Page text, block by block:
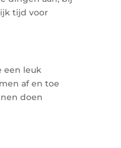
tijd voor
een leuk
af en toe
doen